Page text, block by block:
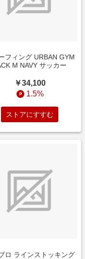
フィング URBAN GYM
M NAVY サッカー
￥34,100
1.5%
ストアにすすむ
ロ ラインストッキング